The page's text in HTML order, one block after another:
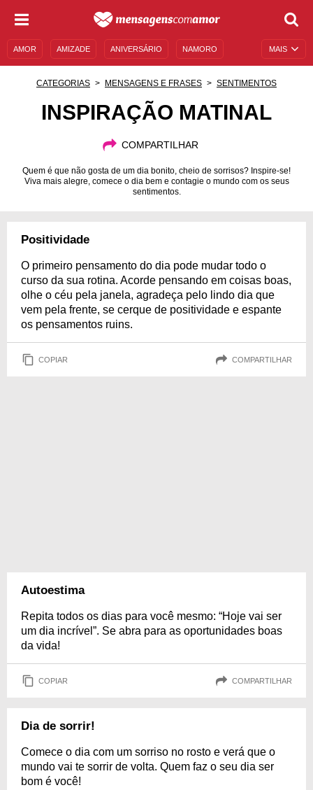
MAIS
AMOR AMIZADE ANIVERSÁRIO NAMORO
AUTOAJUDA
CATEGORIAS MENSAGENS E FRASES SENTIMENTOS
INSPIRAÇÃO MATINAL
COMPARTILHAR
Quem é que não gosta de um dia bonito, cheio de sorrisos? Inspire-se!
Viva mais alegre, comece o dia bem e contagie o mundo com os seus
sentimentos.
Positividade
O primeiro pensamento do dia pode mudar todo o
curso da sua rotina. Acorde pensando em coisas boas,
olhe o céu pela janela, agradeça pelo lindo dia que
vem pela frente, se cerque de positividade e espante
os pensamentos ruins.
COPIAR COMPARTILHAR
Autoestima
Repita todos os dias para você mesmo: “Hoje vai ser
um dia incrível”. Se abra para as oportunidades boas
da vida!
COPIAR COMPARTILHAR
Dia de sorrir!
Comece o dia com um sorriso no rosto e verá que o
mundo vai te sorrir de volta. Quem faz o seu dia ser
bom é você!